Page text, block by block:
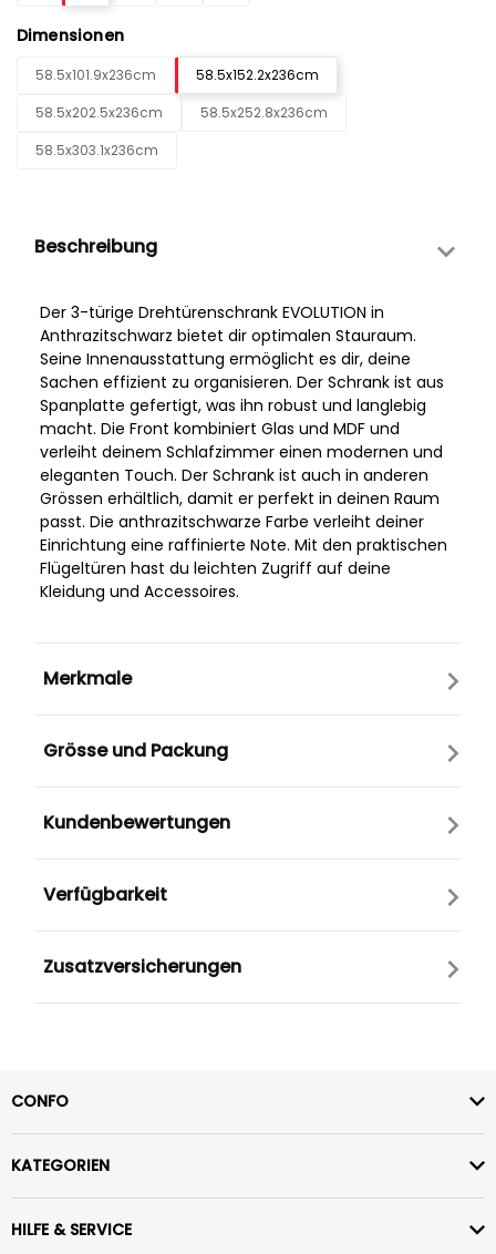
Dimensionen
58.5x101.9x236cm
58.5x152.2x236cm
58.5x202.5x236cm
58.5x252.8x236cm
58.5x303.1x236cm
Beschreibung
Der 3-türige Drehtürenschrank EVOLUTION in
Anthrazitschwarz bietet dir optimalen Stauraum.
Seine Innenausstattung ermöglicht es dir, deine
Sachen effizient zu organisieren. Der Schrank ist aus
Spanplatte gefertigt, was ihn robust und langlebig
macht. Die Front kombiniert Glas und MDF und
verleiht deinem Schlafzimmer einen modernen und
eleganten Touch. Der Schrank ist auch in anderen
Grössen erhältlich, damit er perfekt in deinen Raum
passt. Die anthrazitschwarze Farbe verleiht deiner
Einrichtung eine raffinierte Note. Mit den praktischen
Flügeltüren hast du leichten Zugriff auf deine
Kleidung und Accessoires.
Merkmale
Grösse und Packung
Kundenbewertungen
Verfügbarkeit
Zusatzversicherungen
CONFO
KATEGORIEN
HILFE & SERVICE